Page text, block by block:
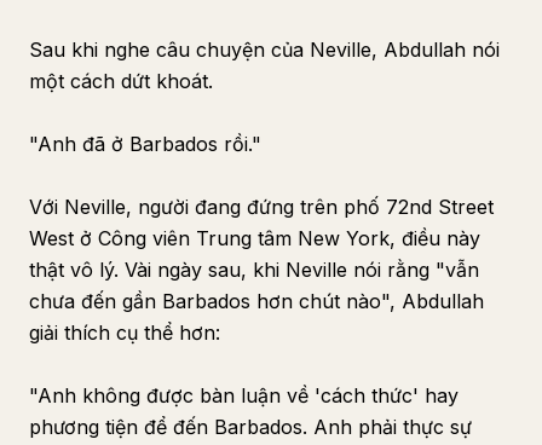
Sau khi nghe câu chuyện của Neville, Abdullah nói
một cách dứt khoát.
"Anh đã ở Barbados rồi."
Với Neville, người đang đứng trên phố 72nd Street
West ở Công viên Trung tâm New York, điều này
thật vô lý. Vài ngày sau, khi Neville nói rằng "vẫn
chưa đến gần Barbados hơn chút nào", Abdullah
giải thích cụ thể hơn:
"Anh không được bàn luận về 'cách thức' hay
phương tiện để đến Barbados. Anh phải thực sự